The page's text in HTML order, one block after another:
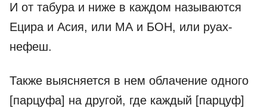
И от табура и ниже в каждом называются
Ецира и Асия, или МА и БОН, или руах-
нефеш.
Также выясняется в нем облачение одного
[парцуфа] на другой, где каждый [парцуф]